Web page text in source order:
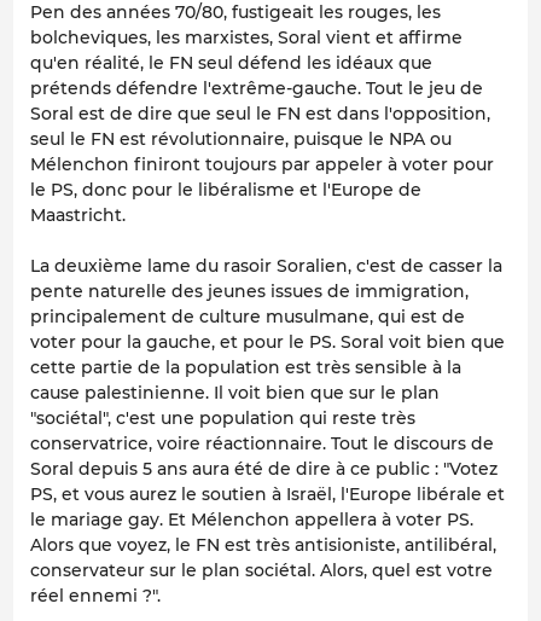
Pen des années 70/80, fustigeait les rouges, les
bolcheviques, les marxistes, Soral vient et affirme
qu'en réalité, le FN seul défend les idéaux que
prétends défendre l'extrême-gauche. Tout le jeu de
Soral est de dire que seul le FN est dans l'opposition,
seul le FN est révolutionnaire, puisque le NPA ou
Mélenchon finiront toujours par appeler à voter pour
le PS, donc pour le libéralisme et l'Europe de
Maastricht.
La deuxième lame du rasoir Soralien, c'est de casser la
pente naturelle des jeunes issues de immigration,
principalement de culture musulmane, qui est de
voter pour la gauche, et pour le PS. Soral voit bien que
cette partie de la population est très sensible à la
cause palestinienne. Il voit bien que sur le plan
"sociétal", c'est une population qui reste très
conservatrice, voire réactionnaire. Tout le discours de
Soral depuis 5 ans aura été de dire à ce public : "Votez
PS, et vous aurez le soutien à Israël, l'Europe libérale et
le mariage gay. Et Mélenchon appellera à voter PS.
Alors que voyez, le FN est très antisioniste, antilibéral,
conservateur sur le plan sociétal. Alors, quel est votre
réel ennemi ?".